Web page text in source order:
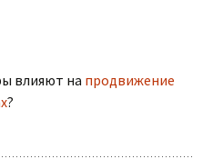
влияют на продвижение
?